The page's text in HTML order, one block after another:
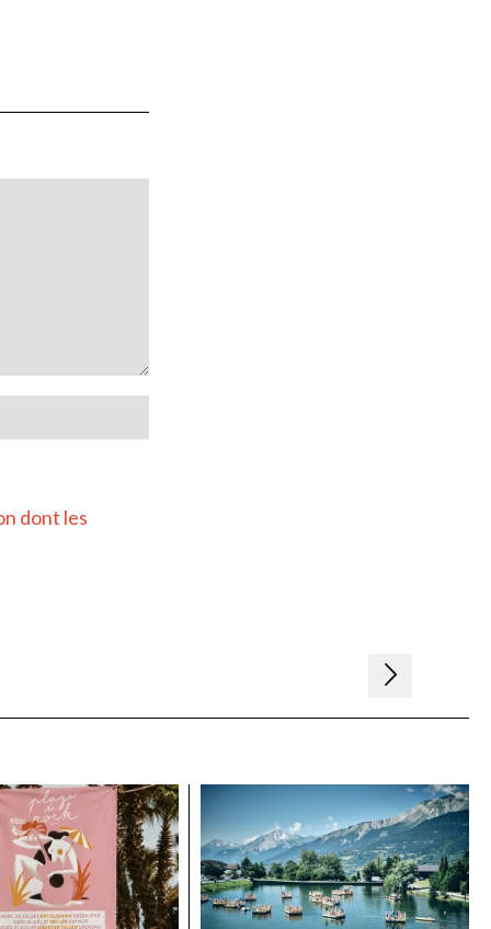
dont les